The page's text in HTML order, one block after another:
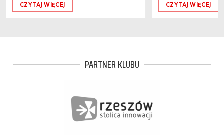
CZYTAJ WIĘCEJ CZYTAJ WIĘCEJ
PARTNER KLUBU